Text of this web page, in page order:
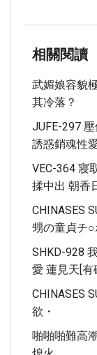
相關閱讀
武媚娘容貌
其冷落？
JUFE-297
誘惑銷魂性
VEC-364 寢
揉中出 朝香
CHINASES
甥の童貞チ○
SHKD-928
愛 蓮見天[有
CHINASES
欲・
啪啪啪難高